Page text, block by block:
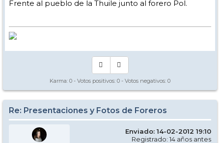
Frente al pueblo de la Thuile junto al forero Pol.
Karma: 0 - Votos positivos: 0 - Votos negativos: 0
Re: Presentaciones y Fotos de Foreros
Enviado: 14-02-2012 19:10
Registrado: 14 años antes